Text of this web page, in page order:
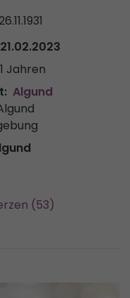
21.02.2023
Jahren
Algund
(53)